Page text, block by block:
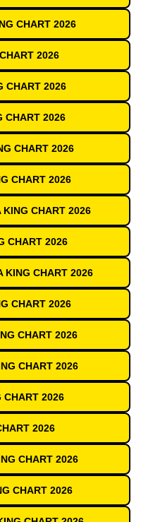
CHART 2026
2026
CHART 2026
CHART 2026
CHART 2026
CHART 2026
CHART 2026
CHART 2026
KING CHART 2026
CHART 2026
CHART 2026
CHART 2026
CHART 2026
2026
CHART 2026
CHART 2026